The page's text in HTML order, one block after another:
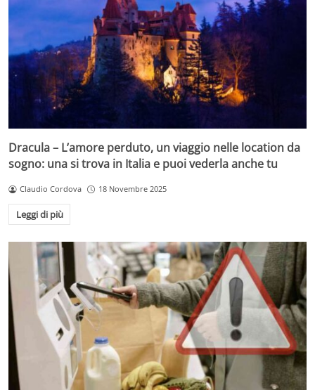
Dracula – L’amore perduto, un viaggio nelle location da
sogno: una si trova in Italia e puoi vederla anche tu
Claudio Cordova 18 Novembre 2025
Leggi di più